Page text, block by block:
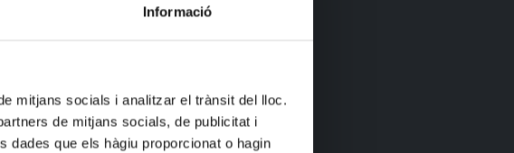
Informació
mitjans socials i analitzar el trànsit del lloc.
de mitjans socials, de publicitat i
dades que els hàgiu proporcionat o hagin